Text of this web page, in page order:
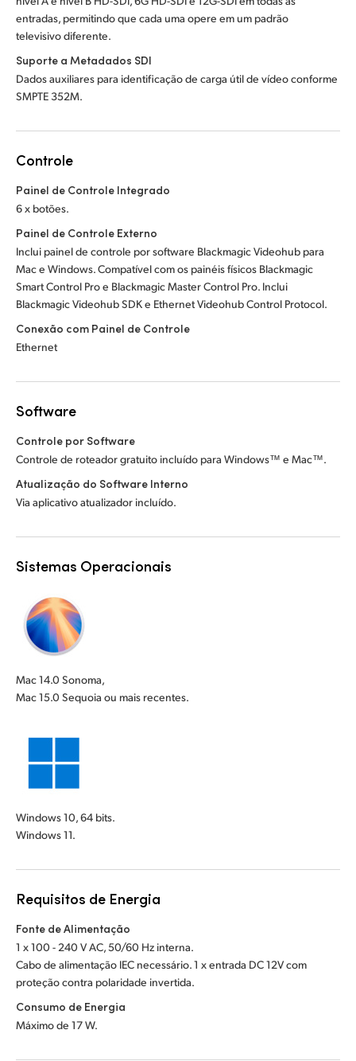
entradas, permitindo que cada uma opere em um padrão
televisivo diferente.
Suporte a Metadados SDI
Dados auxiliares para identificação de carga útil de vídeo conforme
SMPTE 352M.
Controle
Painel de Controle Integrado
6 x botões.
Painel de Controle Externo
Inclui painel de controle por software Blackmagic Videohub para
Mac e Windows. Compatível com os painéis físicos Blackmagic
Smart Control Pro e Blackmagic Master Control Pro. Inclui
Blackmagic Videohub SDK e Ethernet Videohub Control Protocol.
Conexão com Painel de Controle
Ethernet
Software
Controle por Software
Controle de roteador gratuito incluído para Windows™ e Mac™.
Atualização do Software Interno
Via aplicativo atualizador incluído.
Sistemas Operacionais
Mac 14.0 Sonoma,
Mac 15.0 Sequoia ou mais recentes.
Windows 10, 64 bits.
Windows 11.
Requisitos de Energia
Fonte de Alimentação
1 x 100 - 240 V AC, 50/60 Hz interna.
Cabo de alimentação IEC necessário. 1 x entrada DC 12V com
proteção contra polaridade invertida.
Consumo de Energia
Máximo de 17 W.